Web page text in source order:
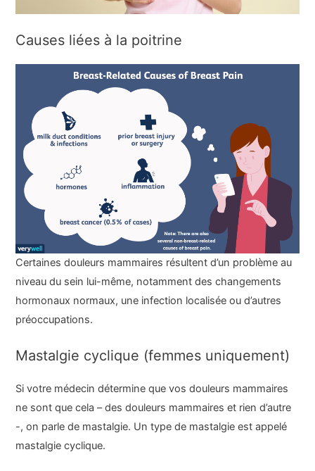
Causes liées à la poitrine
Certaines douleurs mammaires résultent d’un problème au
niveau du sein lui-même, notamment des changements
hormonaux normaux, une infection localisée ou d’autres
préoccupations.
Mastalgie cyclique (femmes uniquement)
Si votre médecin détermine que vos douleurs mammaires
ne sont que cela – des douleurs mammaires et rien d’autre
-, on parle de mastalgie. Un type de mastalgie est appelé
mastalgie cyclique.